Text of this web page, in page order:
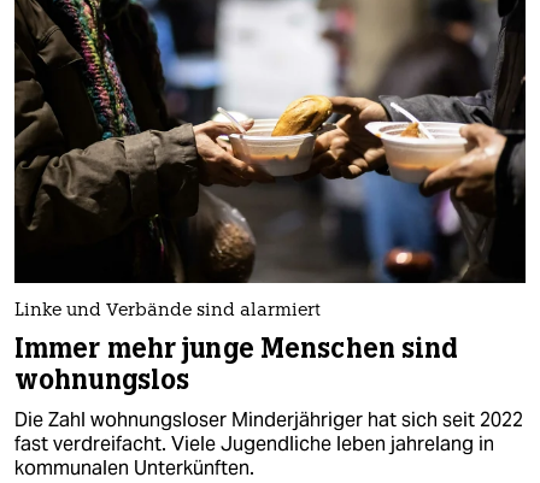
Linke und Verbände sind alarmiert
Immer mehr junge Menschen sind
wohnungslos
Die Zahl wohnungsloser Minderjähriger hat sich seit 2022
fast verdreifacht. Viele Jugendliche leben jahrelang in
kommunalen Unterkünften.